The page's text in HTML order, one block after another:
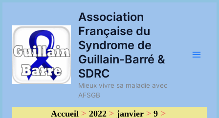
contenu
Association
Française du
Syndrome de
Guillain-Barré &
SDRC
Mieux vivre sa maladie avec
AFSGB
Accueil 2022 janvier
9